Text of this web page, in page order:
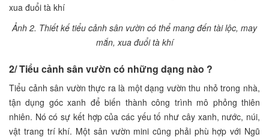
Ảnh 2. Thiết kế tiểu cảnh sân vườn có thể mang đến tài lộc, may
mắn, xua đuổi tà khí
2/ Tiểu cảnh sân vườn có những dạng nào ?
Tiểu cảnh sân vườn thực ra là một dạng vườn thu nhỏ trong nhà,
tận dụng góc xanh để biến thành công trình mô phỏng thiên
nhiên. Nó có sự kết hợp của các yếu tố như cây xanh, nước, núi,
vật trang trí khí. Một sân vườn mini cũng phải phù hợp với Ngũ